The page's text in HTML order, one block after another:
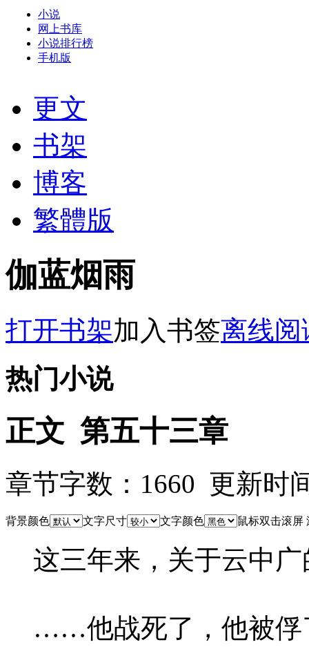
小说
网上书库
小说排行榜
手机版
更文
书架
博客
繁體版
伽蓝烟雨
打开书架加入书签离线阅
热门小说
正文 第五十三章
章节字数：1660 更新时
背景颜色 文字尺寸 文字颜色 鼠标双击滚屏
这三年来，关于云中广
……他战死了，他被俘